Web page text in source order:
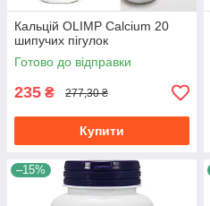
Кальцій OLIMP Calcium 20
шипучих пігулок
Готово до відправки
235 ₴ 277,30 ₴
Купити
–15%